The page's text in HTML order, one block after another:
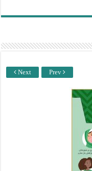
Next Prev